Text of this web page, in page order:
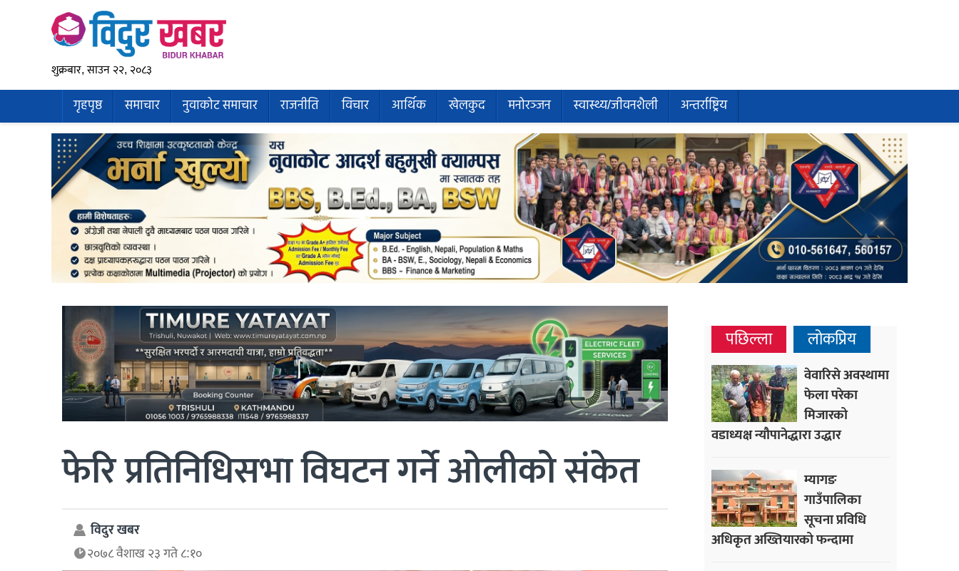
शुक्रबार, साउन २२, २०८३
गृहपृष्ठ समाचार नुवाकोट समाचार राजनीति विचार आर्थिक खेलकुद मनोरञ्जन स्वास्थ्य/जीवनशैली अन्तर्राष्ट्रिय
फेरि प्रतिनिधिसभा विघटन गर्ने ओलीको संकेत
विदुर खबर
२०७८ वैशाख २३ गते ८:१०
पछिल्ला लोकप्रिय
वेवारिसे अवस्थामा
फेला परेका
मिजारको
वडाध्यक्ष न्यौपानेद्धारा उद्धार
म्यागङ
गाउँपालिका
सूचना प्रविधि
अधिकृत अख्तियारको फन्दामा